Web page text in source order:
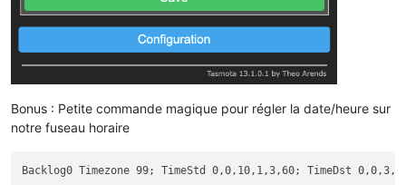
Bonus : Petite commande magique pour régler la date/heure sur
notre fuseau horaire